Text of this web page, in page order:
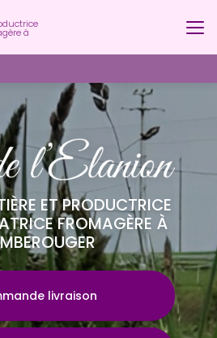
à
ET PRODUCTRICE
FROMAGÈRE À
livraison